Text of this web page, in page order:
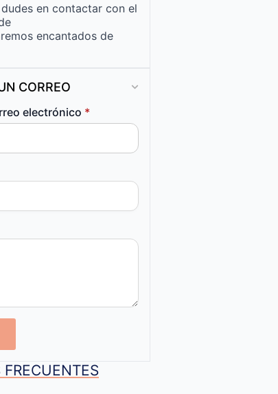
en contactar con el
encantados de
CORREO
electrónico *